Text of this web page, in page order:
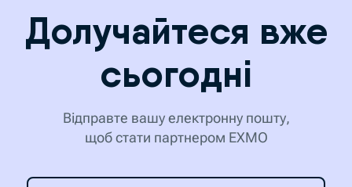
Долучайтеся вже
сьогодні
Відправте вашу електронну пошту,
щоб стати партнером EXMO